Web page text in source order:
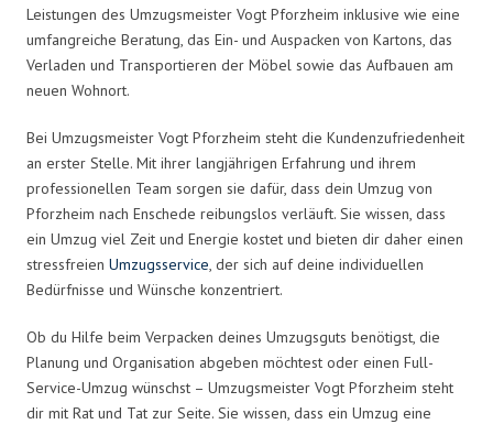
Leistungen des Umzugsmeister Vogt Pforzheim inklusive wie eine
umfangreiche Beratung, das Ein- und Auspacken von Kartons, das
Verladen und Transportieren der Möbel sowie das Aufbauen am
neuen Wohnort.
Bei Umzugsmeister Vogt Pforzheim steht die Kundenzufriedenheit
an erster Stelle. Mit ihrer langjährigen Erfahrung und ihrem
professionellen Team sorgen sie dafür, dass dein Umzug von
Pforzheim nach Enschede reibungslos verläuft. Sie wissen, dass
ein Umzug viel Zeit und Energie kostet und bieten dir daher einen
stressfreien Umzugsservice, der sich auf deine individuellen
Bedürfnisse und Wünsche konzentriert.
Ob du Hilfe beim Verpacken deines Umzugsguts benötigst, die
Planung und Organisation abgeben möchtest oder einen Full-
Service-Umzug wünschst – Umzugsmeister Vogt Pforzheim steht
dir mit Rat und Tat zur Seite. Sie wissen, dass ein Umzug eine